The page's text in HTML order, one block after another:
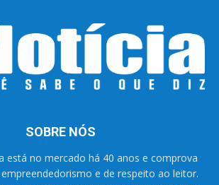
SOBRE NÓS
está no mercado há 40 anos e comprova
e de respeito ao leitor.